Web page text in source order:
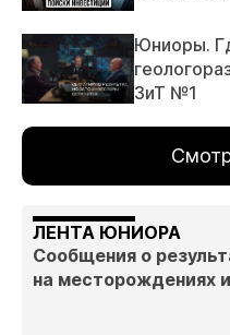
Юниоры.
ЗиТ №1
ЛЕНТА ЮНИОРА
Сообщения о
на месторождениях